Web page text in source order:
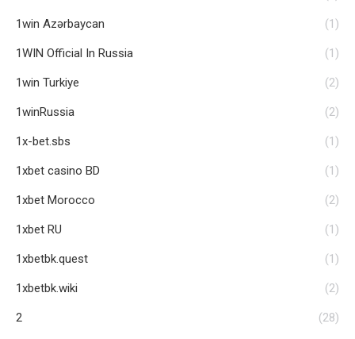
1win Azərbaycan (1)
1WIN Official In Russia (1)
1win Turkiye (2)
1winRussia (2)
1x-bet.sbs (1)
1xbet casino BD (1)
1xbet Morocco (2)
1xbet RU (1)
1xbetbk.quest (1)
1xbetbk.wiki (2)
2 (28)